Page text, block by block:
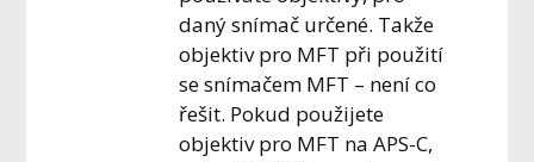
daný snímač určené. Takže
objektiv pro MFT při použití
se snímačem MFT – není co
řešit. Pokud použijete
objektiv pro MFT na APS-C,